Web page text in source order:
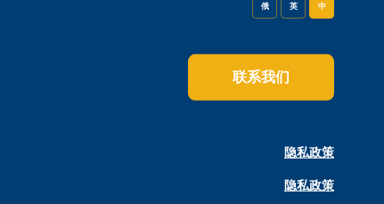
俄 英 中
联系我们
隐私政策
隐私政策